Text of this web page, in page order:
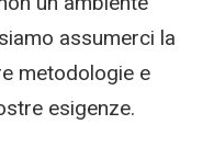
assumerci la
metodologie e
esigenze.